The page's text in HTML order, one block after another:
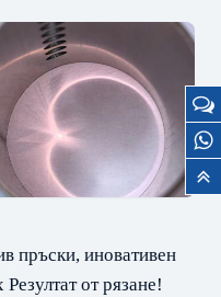
пръски, иновативен
от рязане!